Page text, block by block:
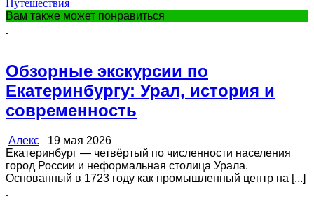
Путешествия
Вам также может понравиться
Обзорные экскурсии по
Екатеринбургу: Урал, история и
современность
Алекс 19 мая 2026
Екатеринбург — четвёртый по численности населения
город России и неформальная столица Урала.
Основанный в 1723 году как промышленный центр на [...]